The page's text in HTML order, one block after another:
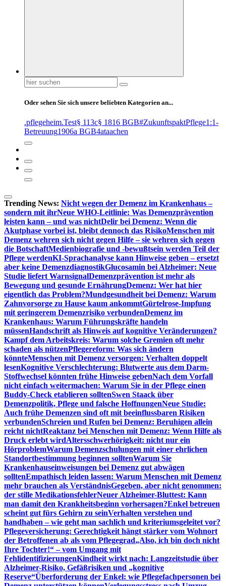
Suchen
nach:
Oder sehen Sie sich unsere beliebten Kategorien an...
.pflegeheim.Test§ 113c§ 1816 BGB#ZukunftspaktPflege1:1-
Betreuung1906a BGB4ataachen
Trending News: Nicht wegen der Demenz im Krankenhaus –
sondern mit ihrNeue WHO-Leitlinie: Was Demenzprävention
leisten kann – und was nichtDelir bei Demenz: Wenn die
Akutphase vorbei ist, bleibt dennoch das RisikoMenschen mit
Demenz wehren sich nicht gegen Hilfe – sie wehren sich gegen
die BotschaftMedienbiografie und -bewußtsein werden Teil der
Pflege werdenKI-Sprachanalyse kann Hinweise geben – ersetzt
aber keine DemenzdiagnostikGlucosamin bei Alzheimer: Neue
Studie liefert WarnsignalDemenzprävention ist mehr als
Bewegung und gesunde ErnährungDemenz: Wer hat hier
eigentlich das Problem?Mundgesundheit bei Demenz: Warum
Zahnvorsorge zu Hause kaum ankommtGürtelrose-Impfung
mit geringerem Demenzrisiko verbundenDemenz im
Krankenhaus: Warum Führungskräfte handeln
müssenHandschrift als Hinweis auf kognitive Veränderungen?
Kampf dem Arbeitskreis: Warum solche Gremien oft mehr
schaden als nützenPflegereform: Was sich ändern
könnteMenschen mit Demenz versorgen: Verhalten doppelt
lesenKognitive Verschlechterung: Blutwerte aus dem Darm-
Stoffwechsel könnten frühe Hinweise gebenNach dem Vorfall
nicht einfach weitermachen: Warum Sie in der Pflege einen
Buddy-Check etablieren solltenSwen Staack über
Demenzpolitik, Pflege und falsche HoffnungenNeue Studie:
Auch frühe Demenzen sind oft mit beeinflussbaren Risiken
verbundenSchreien und Rufen bei Demenz: Beruhigen allein
reicht nichtReaktanz bei Menschen mit Demenz: Wenn Hilfe als
Druck erlebt wirdAltersschwerhörigkeit: nicht nur ein
HörproblemWarum Demenzschulungen mit einer ehrlichen
Standortbestimmung beginnen solltenWarum Sie
Krankenhauseinweisungen bei Demenz gut abwägen
solltenEmpathisch leiden lassen: Warum Menschen mit Demenz
mehr brauchen als VerständnisGegeben, aber nicht genommen:
der stille MedikationsfehlerNeuer Alzheimer-Bluttest: Kann
man damit den Krankheitsbeginn vorhersagen?Enkel betreuen
scheint gut fürs Gehirn zu seinVerhalten verstehen und
handhaben – wie geht man sachlich und kriteriumsgeleitet vor?
Pflegeversicherung: Gerechtigkeit hängt stärker vom Wohnort
der Betroffenen ab als vom Pflegegrad„Also, ich bin doch nicht
Ihre Tochter!“ – vom Umgang mit
FehlidentifizierungenKindheit wirkt nach: Langzeitstudie über
Alzheimer-Risiko, Gefäßrisiken und „kognitive
Reserve“Überforderung der Enkel: wie Pflegefachpersonen bei